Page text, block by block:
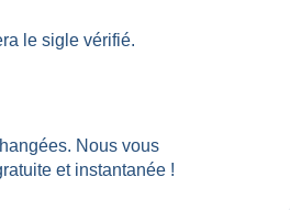
le sigle vérifié.
Nous vous
et instantanée !